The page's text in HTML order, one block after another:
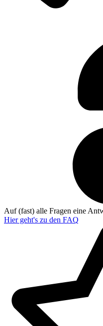
Auf (fast) alle Fragen eine
Hier geht's zu den FAQ